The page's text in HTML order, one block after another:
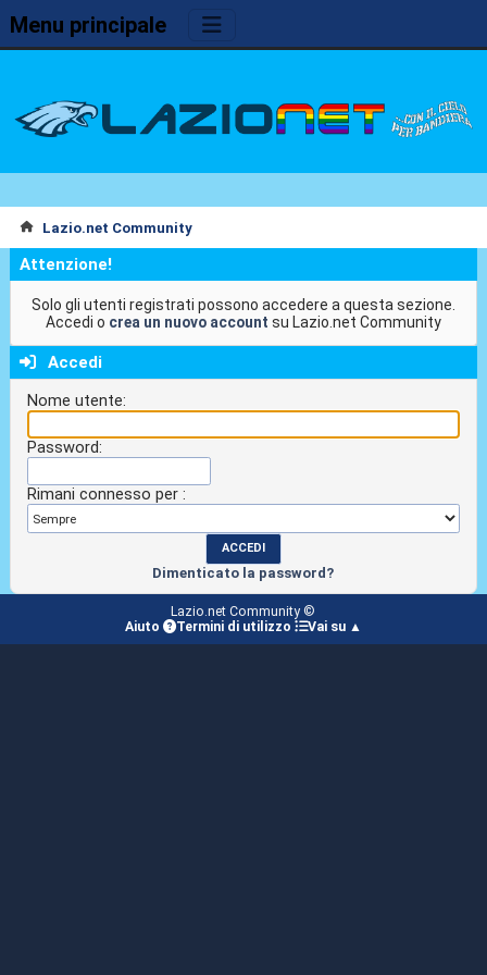
Menu principale
Lazio.net Community
Attenzione!
Solo gli utenti registrati possono accedere a questa sezione.
Accedi o crea un nuovo account su Lazio.net Community
Accedi
Nome utente:
Password:
Rimani connesso per :
Dimenticato la password?
Lazio.net Community ©
Aiuto
Termini di utilizzo Vai su ▲